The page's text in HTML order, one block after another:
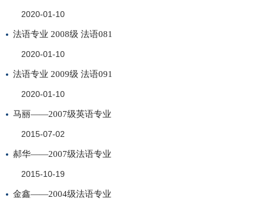
2020-01-10
法语专业 2008级 法语081
2020-01-10
法语专业 2009级 法语091
2020-01-10
马丽——2007级英语专业
2015-07-02
郝华——2007级法语专业
2015-10-19
金鑫——2004级法语专业